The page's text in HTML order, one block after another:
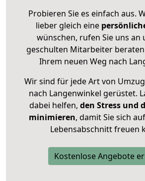
Probieren Sie es einfach aus.
lieber gleich eine
wünschen, rufen Sie uns an
geschulten Mitarbeiter
Ihrem neuen Weg nach
Wir sind für jede Art von
nach Langenwinkel gerüstet.
dabei helfen, den Stress und
minimieren, damit Sie sich
Lebensabschnitt freuen
Kostenlose Angebote